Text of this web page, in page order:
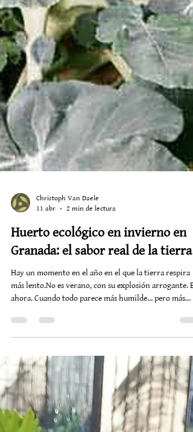
Christoph Van Daele
11 abr
2 min de lectura
Granada: el sabor real de la tierra
Hay un momento en el año en el que la tierra respira
más lento.No es verano, con su explosión arrogante. Es
verdadero. En nuestro vivero, la vida no hace ruido.
Crece. EL INVIERNO TAMBIÉN TIENE SABOR Mientras
muchos piensan que el campo duerme, aquí sucede
lo contrario.La tierra trabaja en silencio. Y nos regala
una de las estaciones más honestas del año. Brócoli
fuerte, verde, casi escultórico Puerros elegantes, creci